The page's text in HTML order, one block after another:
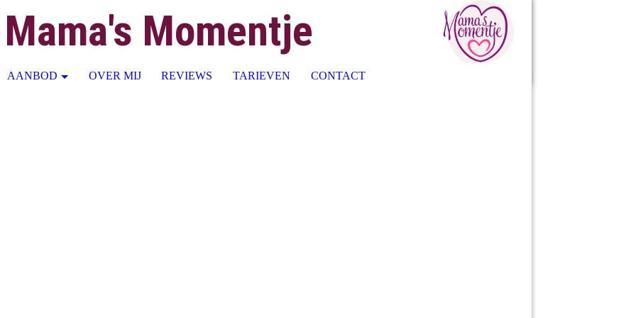
Mama's Momentje
AANBOD OVER MIJ REVIEWS TARIEVEN CONTACT